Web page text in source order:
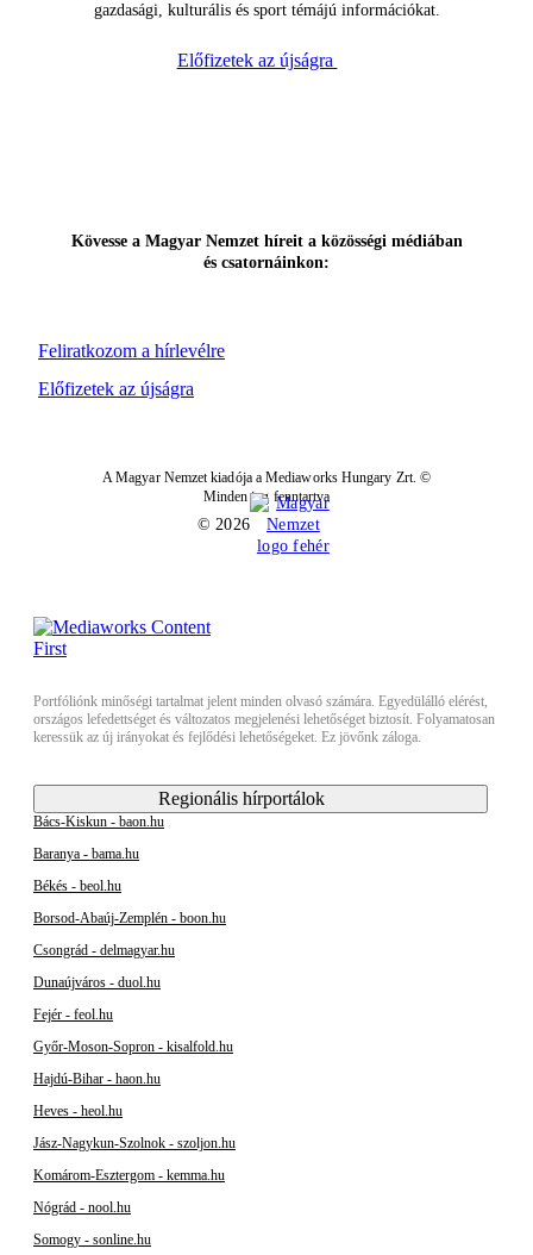
gazdasági, kulturális és sport témájú információkat.
Előfizetek az újságra
Feliratkozom a hírlevélre
Kövesse a Magyar Nemzet híreit a közösségi médiában
és csatornáinkon:
Előfizetek az újságra
A Magyar Nemzet kiadója a Mediaworks Hungary Zrt. ©
Minden jog fenntartva
© 2026
Portfóliónk minőségi tartalmat jelent minden olvasó számára. Egyedülálló elérést,
országos lefedettséget és változatos megjelenési lehetőséget biztosít. Folyamatosan
keressük az új irányokat és fejlődési lehetőségeket. Ez jövőnk záloga.
Regionális hírportálok
Bács-Kiskun - baon.hu
Baranya - bama.hu
Békés - beol.hu
Borsod-Abaúj-Zemplén - boon.hu
Csongrád - delmagyar.hu
Dunaújváros - duol.hu
Fejér - feol.hu
Győr-Moson-Sopron - kisalfold.hu
Hajdú-Bihar - haon.hu
Heves - heol.hu
Jász-Nagykun-Szolnok - szoljon.hu
Komárom-Esztergom - kemma.hu
Nógrád - nool.hu
Somogy - sonline.hu